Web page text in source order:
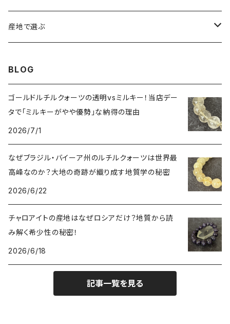
ヒマラヤ水晶
アメジスト（紫水晶）
ルチルクォーツ（針水晶）
龍彫刻（オニキス）
魔除け・厄除け
産地で選ぶ
BLOG
ゴールドルチルクォーツの透明vsミルキー！当店デー
タで「ミルキーがやや優勢」な納得の理由
2026/7/1
なぜブラジル・バイーア州のルチルクォーツは世界最
高峰なのか？大地の奇跡が織り成す地質学の秘密
2026/6/22
チャロアイトの産地はなぜロシアだけ？地質から読
み解く希少性の秘密！
2026/6/18
記事一覧を見る